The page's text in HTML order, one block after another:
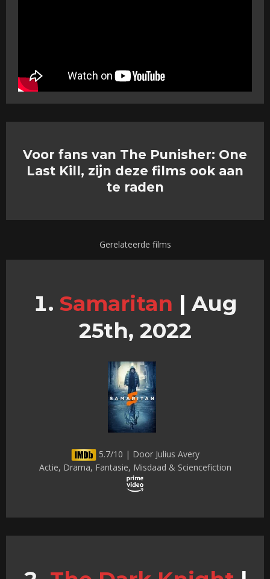
Voor fans van The Punisher: One
Last Kill, zijn deze films ook aan
te raden
Gerelateerde films
Samaritan | Aug
25th, 2022
5.7/10 | Door Julius Avery
Actie, Drama, Fantasie, Misdaad & Sciencefiction